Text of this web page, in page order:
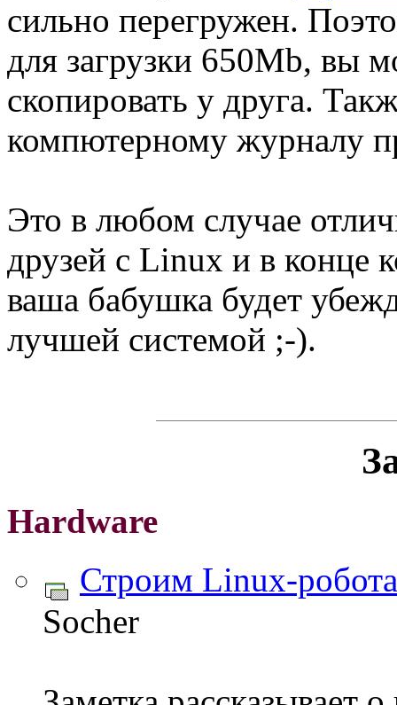
сильно перегружен.
для загрузки 650Mb, вы
скопировать у друга.
компютерному журналу
Это в любом случае
друзей с Linux и в конце
ваша бабушка будет
лучшей системой ;-).
Hardware
Строим Linux-
Socher